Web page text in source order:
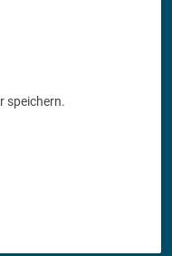
speichern.